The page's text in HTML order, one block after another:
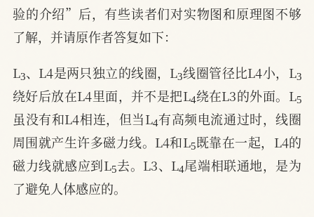
验的介绍”后，有些读者们对实物图和原理图不够
了解，并请原作者答复如下：
L 、L4是两只独立的线圈，L 3
线圈管径比L4小，L
绕好后放在L4里面，并不是把L4绕在L3的外面。L5
虽没有和L4相连，但当L 4有高频电流通过时，线圈
周围就产生许多磁力线。L4和L5既靠在一起，L4的
磁力线就感应到L5去。L3、L4尾端相联通地，是为
了避免人体感应的。